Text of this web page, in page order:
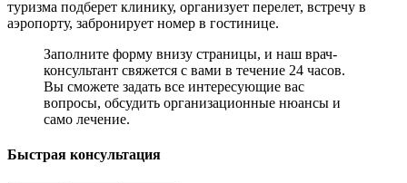
туризма подберет клинику, организует перелет, встречу в
аэропорту, забронирует номер в гостинице.
Заполните форму внизу страницы, и наш врач-
консультант свяжется с вами в течение 24 часов.
Вы сможете задать все интересующие вас
вопросы, обсудить организационные нюансы и
само лечение.
Быстрая консультация